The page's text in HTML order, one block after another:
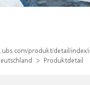
produkt/detail/index/
Produktdetail